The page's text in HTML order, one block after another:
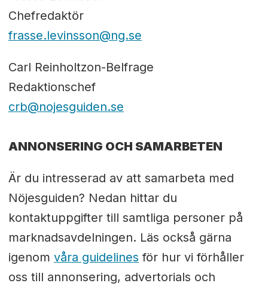
Chefredaktör
frasse.levinsson@ng.se
Carl Reinholtzon-Belfrage
Redaktionschef
crb@nojesguiden.se
ANNONSERING OCH SAMARBETEN
Är du intresserad av att samarbeta med
Nöjesguiden? Nedan hittar du
kontaktuppgifter till samtliga personer på
marknadsavdelningen. Läs också gärna
igenom våra guidelines för hur vi förhåller
oss till annonsering, advertorials och